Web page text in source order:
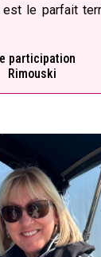
est le parfait
participation
Rimouski